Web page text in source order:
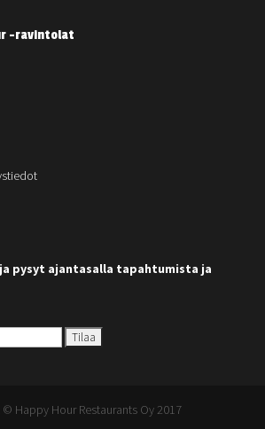
-ravintolat
pysyt ajantasalla tapahtumista ja
Happy Hour Restaurants Oy 2017